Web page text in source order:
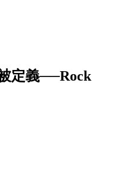
定義──Rock